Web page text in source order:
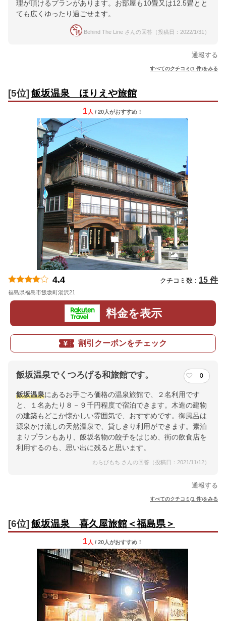
理が頂けるプランがあります。お部屋も10畳又は12.5畳とと
ても広くゆったり過ごせます。
Behind The Line さんの回答（投稿日：2022/1/31）
通報する
すべてのクチコミ(1 件)をみる
[5位] 飯坂温泉 ほりえや旅館
1 人 / 20人がおすすめ！
4.4 クチコミ数 : 15 件
福島県福島市飯坂町湯沢21
料金を表示
割引クーポンをチェック
飯坂温泉でくつろげる和旅館です。 0
飯坂温泉にあるお手ごろ価格の温泉旅館で、２名利用です
と、１名あたり８－９千円程度で宿泊できます。木造の建物
の建築もどこか懐かしい雰囲気で、おすすめです。御風呂は
源泉かけ流しの天然温泉で、貸しきり利用ができます。素泊
まりプランもあり、飯坂名物の餃子をはじめ、街の飲食店を
利用するのも、思い出に残ると思います。
わらびもち さんの回答（投稿日：2021/11/12）
通報する
すべてのクチコミ(1 件)をみる
[6位] 飯坂温泉 喜久屋旅館＜福島県＞
1 人 / 20人がおすすめ！